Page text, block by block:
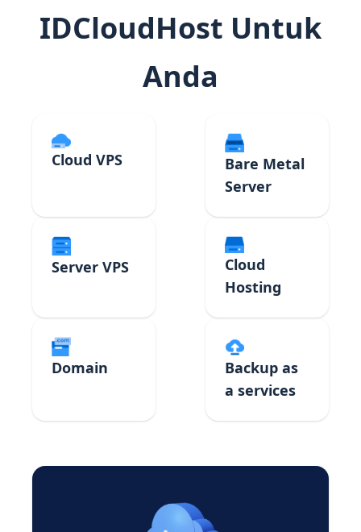
IDCloudHost Untuk
Anda
Cloud VPS
Bare Metal
Server
Server VPS
Cloud
Hosting
Domain
Backup as
a services